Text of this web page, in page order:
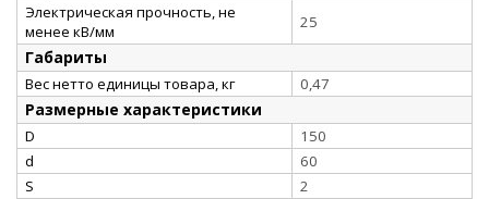
Электрическая прочность, не
менее кВ/мм
25
Габариты
Вес нетто единицы товара, кг 0,47
Размерные характеристики
D
150
d
60
S
2